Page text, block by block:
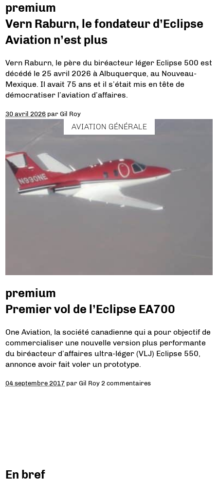
premium
Vern Raburn, le fondateur d’Eclipse
Aviation n’est plus
Vern Raburn, le père du biréacteur léger Eclipse 500 est
décédé le 25 avril 2026 à Albuquerque, au Nouveau-
Mexique. Il avait 75 ans et il s’était mis en tête de
démocratiser l’aviation d’affaires.
30 avril 2026 parGil Roy
AVIATION GÉNÉRALE
premium
Premier vol de l’Eclipse EA700
One Aviation, la société canadienne qui a pour objectif de
commercialiser une nouvelle version plus performante
du biréacteur d’affaires ultra-léger (VLJ) Eclipse 550,
annonce avoir fait voler un prototype.
04 septembre 2017 parGil Roy 2 commentaires
En bref